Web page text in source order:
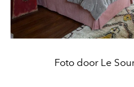
Foto door Le